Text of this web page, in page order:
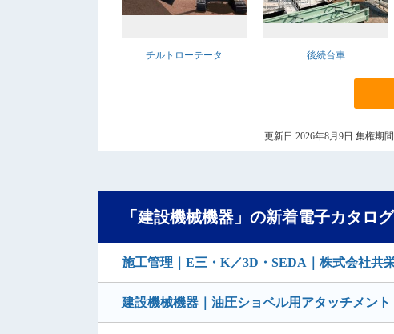
チルトローテータ 後続台車
更新日:2026年8月9日 集権期
「建設機械機器」の新着電子カタログ
施工管理｜E三・K／3D・SEDA｜株式会社共
建設機械機器｜油圧ショベル用アタッチメン